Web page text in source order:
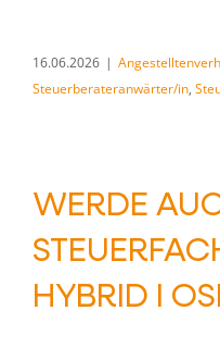
16.06.2026 |
Steuerberateranwärter/in,
WERDE
HYBRID I